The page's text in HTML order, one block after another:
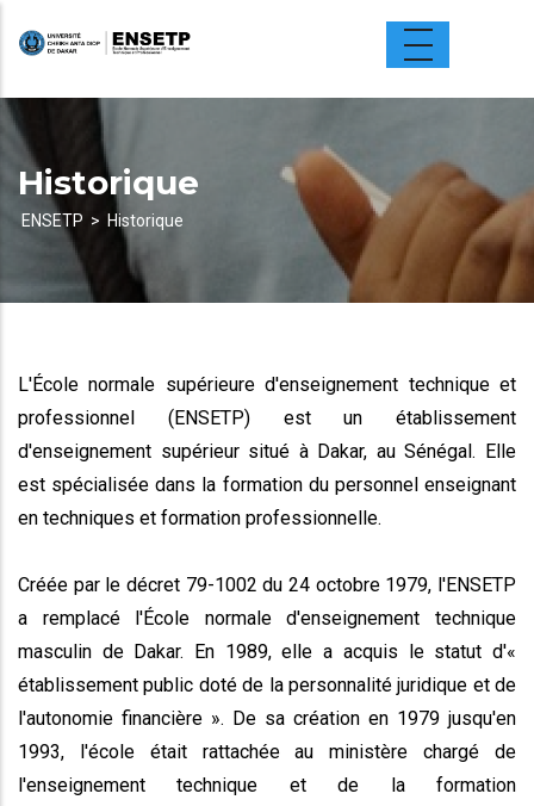
principal
Historique
d'Ariane
ENSETP Historique
L'École normale supérieure d'enseignement technique et
professionnel (ENSETP) est un établissement
d'enseignement supérieur situé à Dakar, au Sénégal. Elle
est spécialisée dans la formation du personnel enseignant
en techniques et formation professionnelle.
Créée par le décret 79-1002 du 24 octobre 1979, l'ENSETP
a remplacé l'École normale d'enseignement technique
masculin de Dakar. En 1989, elle a acquis le statut d'«
établissement public doté de la personnalité juridique et de
l'autonomie financière ». De sa création en 1979 jusqu'en
1993, l'école était rattachée au ministère chargé de
l'enseignement technique et de la formation